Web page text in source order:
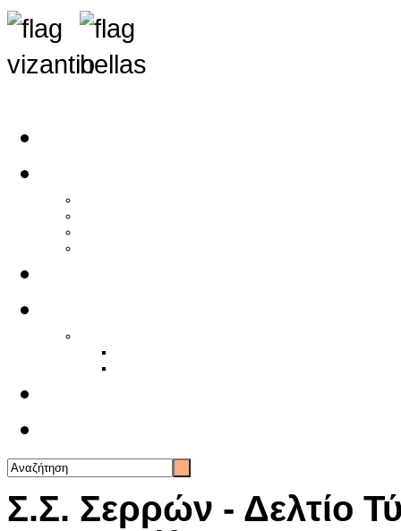
Σ.Σ. Σερρών - Δελτίο